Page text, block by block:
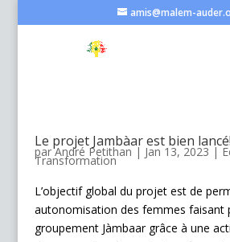
amis@malem-
Le projet Jambàar est bien lancé!
parAndré Petithan | Jan 13, 2023 |
Transformation
L’objectif global du projet est de
autonomisation des femmes faisant
groupement Jàmbaar grâce à une